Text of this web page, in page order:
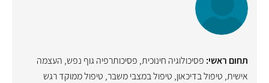
תחום ראשי: פסיכולוגיה חינוכית, פסיכותרפיה גוף נפש, העצמה
אישית, טיפול בדיכאון, טיפול במצבי משבר, טיפול ממוקד רגש